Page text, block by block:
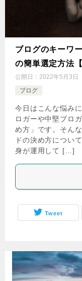
ブログのキーワ
の簡単選定方法
公開日： 2022年5月3日
ブログ
今日はこんな悩み
ロガーや中堅ブロ
め方」です。そん
ドの決め方につい
身が運用して […]
Tweet